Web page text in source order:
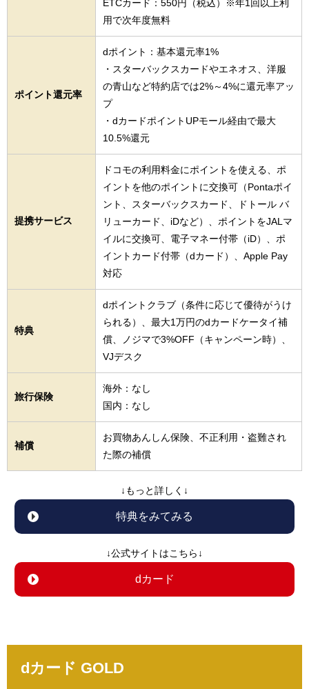
ETCカード：550円（税込）※年1回以上利
用で次年度無料
ポイント還元率
dポイント：基本還元率1%
・スターバックスカードやエネオス、洋服
の青山など特約店では2%～4%に還元率アッ
プ
・dカードポイントUPモール経由で最大
10.5%還元
提携サービス
ドコモの利用料金にポイントを使える、ポ
イントを他のポイントに交換可（Pontaポイ
ント、スターバックスカード、ドトール バ
リューカード、iDなど）、ポイントをJALマ
イルに交換可、電子マネー付帯（iD）、ポ
イントカード付帯（dカード）、Apple Pay
対応
特典
dポイントクラブ（条件に応じて優待がうけ
られる）、最大1万円のdカードケータイ補
償、ノジマで3%OFF（キャンペーン時）、
VJデスク
旅行保険
海外：なし
国内：なし
補償
お買物あんしん保険、不正利用・盗難され
た際の補償
↓もっと詳しく↓
特典をみてみる
↓公式サイトはこちら↓
dカード
dカード GOLD